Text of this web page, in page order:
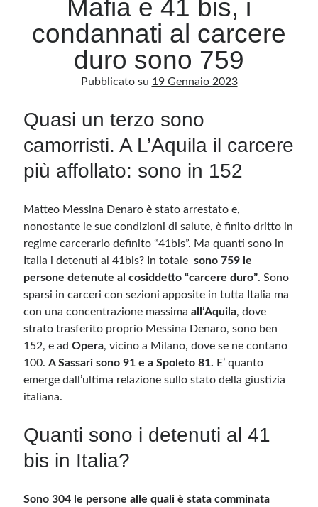
Archivio
Categorie
Questo blog non rappresenta una testata giornalistica, in quanto viene aggiornato
senza alcuna periodicità. Non può pertanto considerarsi un prodotto editoriale ai
sensi della legge n· 62 del 7.03.2001. L’autore non è responsabile di quanto
pubblicato dai lettori nei commenti ai vari post. Saranno comunque cancellati quelli
ritenuti offensivi o lesivi dell’immagine o dell’onorabilità di terzi, di genere spam,
razzisti o che contengano dati personali non conformi al rispetto delle norme sulla
privacy. Alcune immagini inserite in questo blog sono tratte da Internet e, pertanto,
diritti d’autore, vi invito a comunicarlo via e-mail a info[at]dinovalle.it e saranno
tramite link né del loro contenuto, che può essere soggetto a variazioni nel tempo.
Accedi
Feed dei contenuti
WordPress.org
Mafia e 41 bis, i
condannati al carcere
duro sono 759
Pubblicato su 19 Gennaio 2023
Quasi un terzo sono
camorristi. A L’Aquila il carcere
più affollato: sono in 152
Matteo Messina Denaro è stato arrestato e,
nonostante le sue condizioni di salute, è finito dritto in
regime carcerario definito “41bis”. Ma quanti sono in
Italia i detenuti al 41bis? In totalesono 759 le
persone detenute al cosiddetto “carcere duro”. Sono
sparsi in carceri con sezioni apposite in tutta Italia ma
con una concentrazione massimaall’Aquila, dove
strato trasferito proprio Messina Denaro, sono ben
152, e adOpera, vicino a Milano, dove se ne contano
100.A Sassari sono 91 e a Spoleto 81. E’ quanto
emerge dall’ultima relazione sullo stato della giustizia
italiana.
Quanti sono i detenuti al 41
bis in Italia?
Sono 304 le persone alle quali è stata comminata